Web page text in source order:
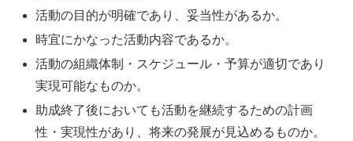
活動の目的が明確であり、妥当性があるか。
時宜にかなった活動内容であるか。
活動の組織体制・スケジュール・予算が適切であり
実現可能なものか。
助成終了後においても活動を継続するための計画
性・実現性があり、将来の発展が見込めるものか。